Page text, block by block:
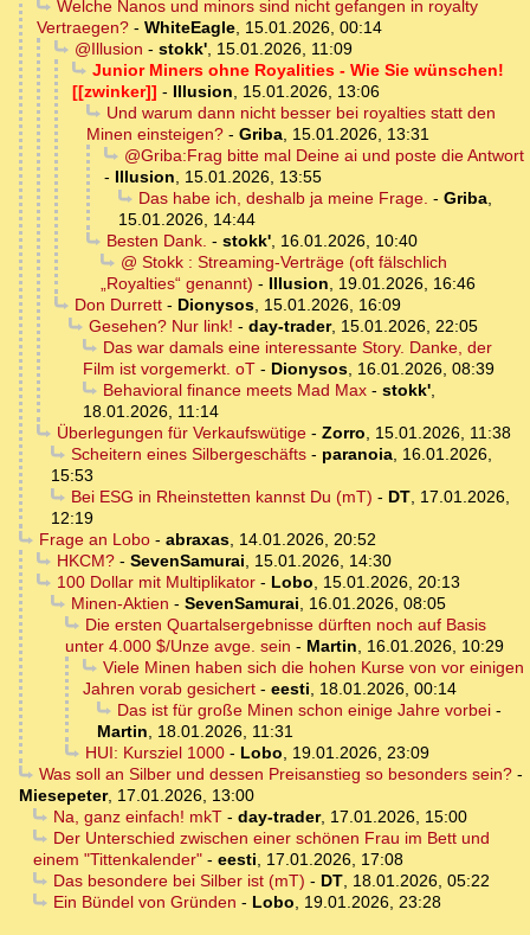
Welche Nanos und minors sind nicht gefangen in royalty
Vertraegen? - WhiteEagle, 15.01.2026, 00:14
@Illusion - stokk', 15.01.2026, 11:09
Junior Miners ohne Royalities - Wie Sie wünschen!
[[zwinker]] - Illusion, 15.01.2026, 13:06
Und warum dann nicht besser bei royalties statt den
Minen einsteigen? - Griba, 15.01.2026, 13:31
@Griba:Frag bitte mal Deine ai und poste die Antwort
- Illusion, 15.01.2026, 13:55
Das habe ich, deshalb ja meine Frage. - Griba,
15.01.2026, 14:44
Besten Dank. - stokk', 16.01.2026, 10:40
@ Stokk : Streaming‑Verträge (oft fälschlich
„Royalties“ genannt) - Illusion, 19.01.2026, 16:46
Don Durrett- Dionysos, 15.01.2026, 16:09
Gesehen? Nur link! - day-trader, 15.01.2026, 22:05
Das war damals eine interessante Story. Danke, der
Film ist vorgemerkt. oT - Dionysos, 16.01.2026, 08:39
Behavioral finance meets Mad Max- stokk',
18.01.2026, 11:14
Überlegungen für Verkaufswütige- Zorro, 15.01.2026, 11:38
Scheitern eines Silbergeschäfts- paranoia, 16.01.2026,
15:53
Bei ESG in Rheinstetten kannst Du (mT) - DT, 17.01.2026,
12:19
Frage an Lobo- abraxas, 14.01.2026, 20:52
HKCM?- SevenSamurai, 15.01.2026, 14:30
100 Dollar mit Multiplikator- Lobo, 15.01.2026, 20:13
Minen-Aktien - SevenSamurai, 16.01.2026, 08:05
Die ersten Quartalsergebnisse dürften noch auf Basis
unter 4.000 $/Unze avge. sein - Martin, 16.01.2026, 10:29
Viele Minen haben sich die hohen Kurse von vor einigen
Jahren vorab gesichert - eesti, 18.01.2026, 00:14
Das ist für große Minen schon einige Jahre vorbei-
Martin, 18.01.2026, 11:31
HUI: Kursziel 1000- Lobo, 19.01.2026, 23:09
Was soll an Silber und dessen Preisanstieg so besonders sein?-
Miesepeter, 17.01.2026, 13:00
Na, ganz einfach! mkT- day-trader, 17.01.2026, 15:00
Der Unterschied zwischen einer schönen Frau im Bett und
einem "Tittenkalender" - eesti, 17.01.2026, 17:08
Das besondere bei Silber ist (mT) - DT, 18.01.2026, 05:22
Ein Bündel von Gründen - Lobo, 19.01.2026, 23:28